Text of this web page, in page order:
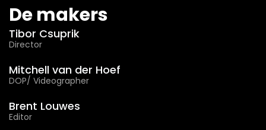
De makers
Tibor Csuprik
Director
Mitchell van der Hoef
DOP/ Videographer
Brent Louwes
Editor